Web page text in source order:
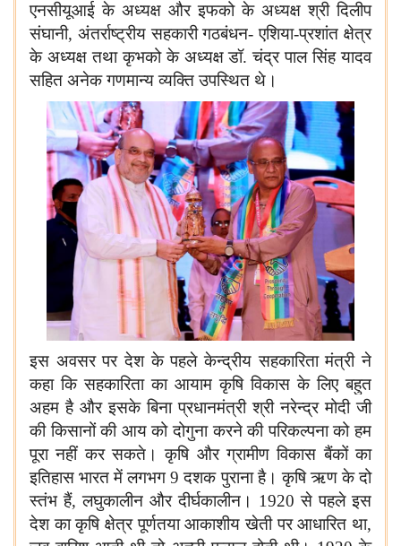
एनसीयूआई के अध्यक्ष और इफको के अध्यक्ष श्री दिलीप
संघानी, अंतर्राष्ट्रीय सहकारी गठबंधन- एशिया-प्रशांत क्षेत्र
के अध्यक्ष तथा कृभको के अध्यक्ष डॉ. चंद्र पाल सिंह यादव
सहित अनेक गणमान्य व्यक्ति उपस्थित थे।
इस अवसर पर देश के पहले केन्द्रीय सहकारिता मंत्री ने
कहा कि सहकारिता का आयाम कृषि विकास के लिए बहुत
अहम है और इसके बिना प्रधानमंत्री श्री नरेन्द्र मोदी जी
की किसानों की आय को दोगुना करने की परिकल्पना को हम
पूरा नहीं कर सकते। कृषि और ग्रामीण विकास बैंकों का
इतिहास भारत में लगभग 9 दशक पुराना है। कृषि ऋण के दो
स्तंभ हैं, लघुकालीन और दीर्घकालीन। 1920 से पहले इस
देश का कृषि क्षेत्र पूर्णतया आकाशीय खेती पर आधारित था,